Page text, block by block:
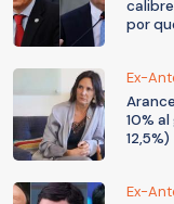
por
Ex-
10%
12,5%)
Ex-